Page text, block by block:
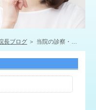
長ブログ 当院の診察・待ち時間の目安